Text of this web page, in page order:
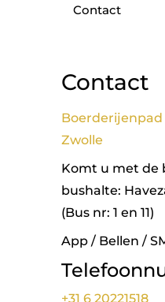
Contact
Contact
Boerderijenpad
Zwolle
Komt u met de
bushalte:
(Bus nr: 1 en 11)
App / Bellen /
+31 6 20221518